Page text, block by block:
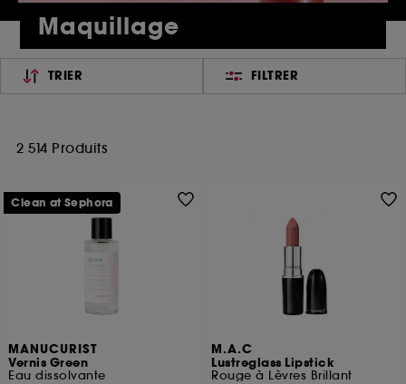
Maquillage
TRIER FILTRER
2 514 Produits
MANUCURIST
Vernis Green
Eau dissolvante
Clean at Sephora
M.A.C
Lustreglass Lipstick
Rouge à Lèvres Brillant